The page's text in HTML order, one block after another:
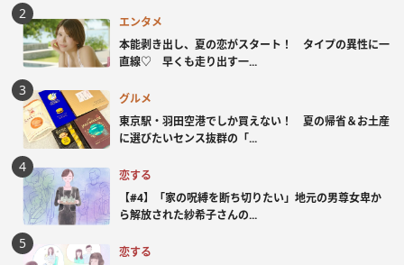
エンタメ
本能剥き出し、夏の恋がスタート！ タイプの異性に一
直線♡ 早くも走り出す一...
グルメ
東京駅・羽田空港でしか買えない！ 夏の帰省＆お土産
に選びたいセンス抜群の「...
恋する
【#4】「家の呪縛を断ち切りたい」地元の男尊女卑か
ら解放された紗希子さんの...
恋する